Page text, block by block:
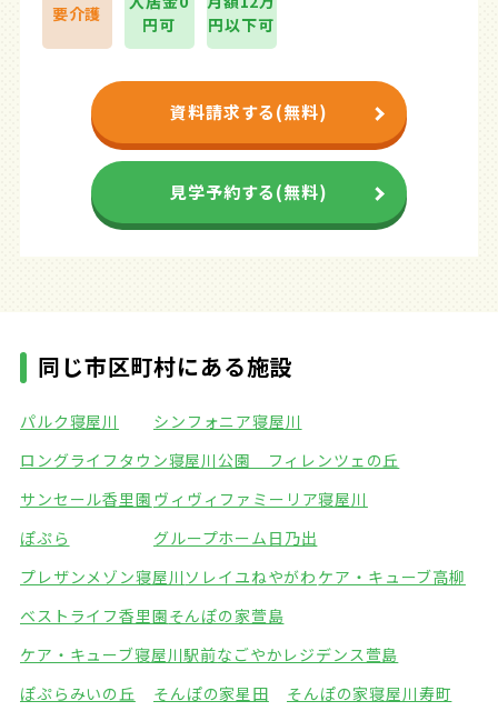
要介護
円可
円以下可
資料請求する(無料)
見学予約する(無料)
同じ市区町村にある施設
パルク寝屋川
シンフォニア寝屋川
ロングライフタウン寝屋川公園 フィレンツェの丘
サンセール香里園 ヴィヴィファミーリア寝屋川
ぽぷら
グループホーム日乃出
プレザンメゾン寝屋川 ソレイユねやがわ ケア・キューブ高柳
ベストライフ香里園そんぽの家萱島
ケア・キューブ寝屋川駅前なごやかレジデンス萱島
ぽぷらみいの丘
そんぽの家星田
そんぽの家寝屋川寿町